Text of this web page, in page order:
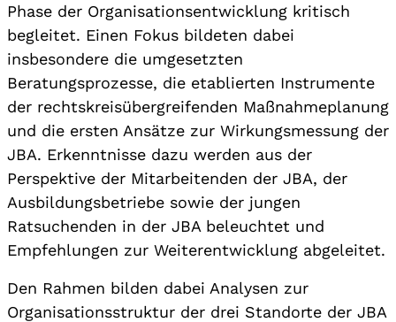
Phase der Organisationsentwicklung kritisch
begleitet. Einen Fokus bildeten dabei
insbesondere die umgesetzten
Beratungsprozesse, die etablierten Instrumente
der rechtskreisübergreifenden Maßnahmeplanung
und die ersten Ansätze zur Wirkungsmessung der
JBA. Erkenntnisse dazu werden aus der
Perspektive der Mitarbeitenden der JBA, der
Ausbildungsbetriebe sowie der jungen
Ratsuchenden in der JBA beleuchtet und
Empfehlungen zur Weiterentwicklung abgeleitet.
Den Rahmen bilden dabei Analysen zur
Organisationsstruktur der drei Standorte der JBA